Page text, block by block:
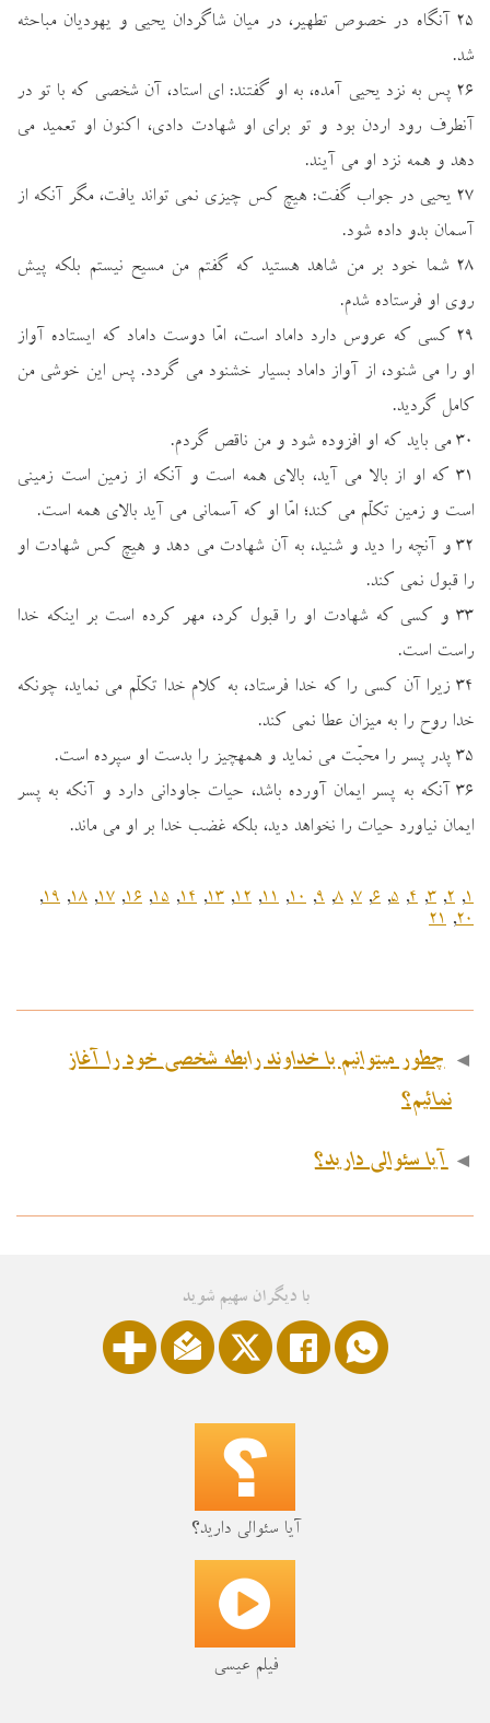
۲۵ آنگاه در خصوص تطهير، در ميان شاگردان يحيي و يهوديان مباحثه
شد.
۲۶ پس به نزد يحيي آمده، به او گفتند: اي استاد، آن شخصي كه با تو در
آنطرف رود اردن بود و تو براي او شهادت دادي، اكنون او تعميد مي
دهد و همه نزد او مي آيند.
۲۷ يحيي در جواب گفت: هيچ كس چيزي نمي تواند يافت، مگر آنكه از
آسمان بدو داده شود.
۲۸ شما خود بر من شاهد هستيد كه گفتم من مسيح نيستم بلكه پيش
روي او فرستاده شدم.
۲۹ كسي كه عروس دارد داماد است، امّا دوست داماد كه ايستاده آواز
او را مي شنود، از آواز داماد بسيار خشنود مي گردد. پس اين خوشي من
كامل گرديد.
۳۰ مي بايد كه او افزوده شود و من ناقص گردم.
۳۱ كه او از بالا مي آيد، بالاي همه است و آنكه از زمين است زميني
است و زمين تكلّم مي كند؛ امّا او كه آسماني مي آيد بالاي همه است.
۳۲ و آنچه را ديد و شنيد، به آن شهادت مي دهد و هيچ كس شهادت او
را قبول نمي كند.
۳۳ و كسي كه شهادت او را قبول كرد، مهر كرده است بر اينكه خدا
راست است.
۳۴ زيرا آن كسي را كه خدا فرستاد، به كلام خدا تكلّم مي نمايد، چونكه
خدا روح را به ميزان عطا نمي كند.
۳۵ پدر پسر را محبّت مي نمايد و همهچيز را بدست او سپرده است.
۳۶ آنكه به پسر ايمان آورده باشد، حيات جاوداني دارد و آنكه به پسر
ايمان نياورد حيات را نخواهد ديد، بلكه غضب خدا بر او مي ماند.
۱, ۲, ۳, ۴, ۵, ۶, ۷, ۸, ۹, ۱۰, ۱۱, ۱۲, ۱۳, ۱۴, ۱۵, ۱۶, ۱۷, ۱۸, ۱۹,
۲۰, ۲۱
◄ چطور میتوانیم با خداوند رابطه شخصی خود را آغاز
نمائیم؟
◄ آیا سئوالی دارید؟
با دیگران سهیم شوید
آیا سئوالی دارید؟
فیلم عیسی